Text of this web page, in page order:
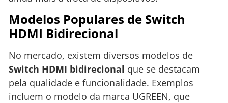
Modelos Populares de Switch
HDMI Bidirecional
No mercado, existem diversos modelos de
Switch HDMI bidirecional que se destacam
pela qualidade e funcionalidade. Exemplos
incluem o modelo da marca UGREEN, que